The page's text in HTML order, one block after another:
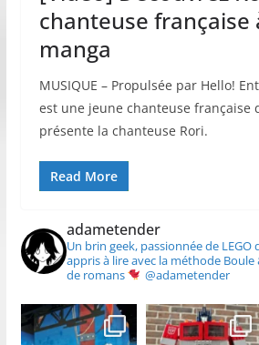
chanteuse française
manga
MUSIQUE – Propulsée par Hello!
est une jeune chanteuse française
présente la chanteuse Rori.
Read More
adametender
Un brin geek, passionnée de
appris à lire avec la méthode Boule
de romans
@adametender